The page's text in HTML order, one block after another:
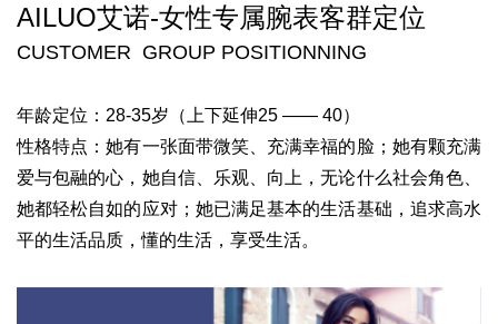
AILUO艾诺-女性专属腕表客群定位
CUSTOMER GROUP POSITIONNING
年龄定位： 28-35岁（上下延伸25 —— 40）
性格特点：她有一张面带微笑、充满幸福的脸； 她有颗充满
爱与包融的心， 她自信、乐观、向上，无论什么社会角色、
她都轻松自如的应对；她已满足基本的生活基础， 追求高水
平的生活品质，懂的生活，享受生活。